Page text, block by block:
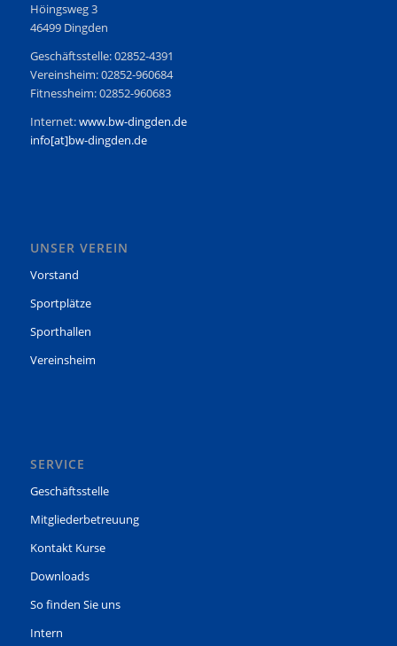
Höingsweg 3
46499 Dingden
Geschäftsstelle: 02852-4391
Vereinsheim: 02852-960684
Fitnessheim: 02852-960683
Internet:www.bw-dingden.de
info[at]bw-dingden.de
UNSER VEREIN
Vorstand
Sportplätze
Sporthallen
Vereinsheim
SERVICE
Geschäftsstelle
Mitgliederbetreuung
Kontakt Kurse
Downloads
So finden Sie uns
Intern